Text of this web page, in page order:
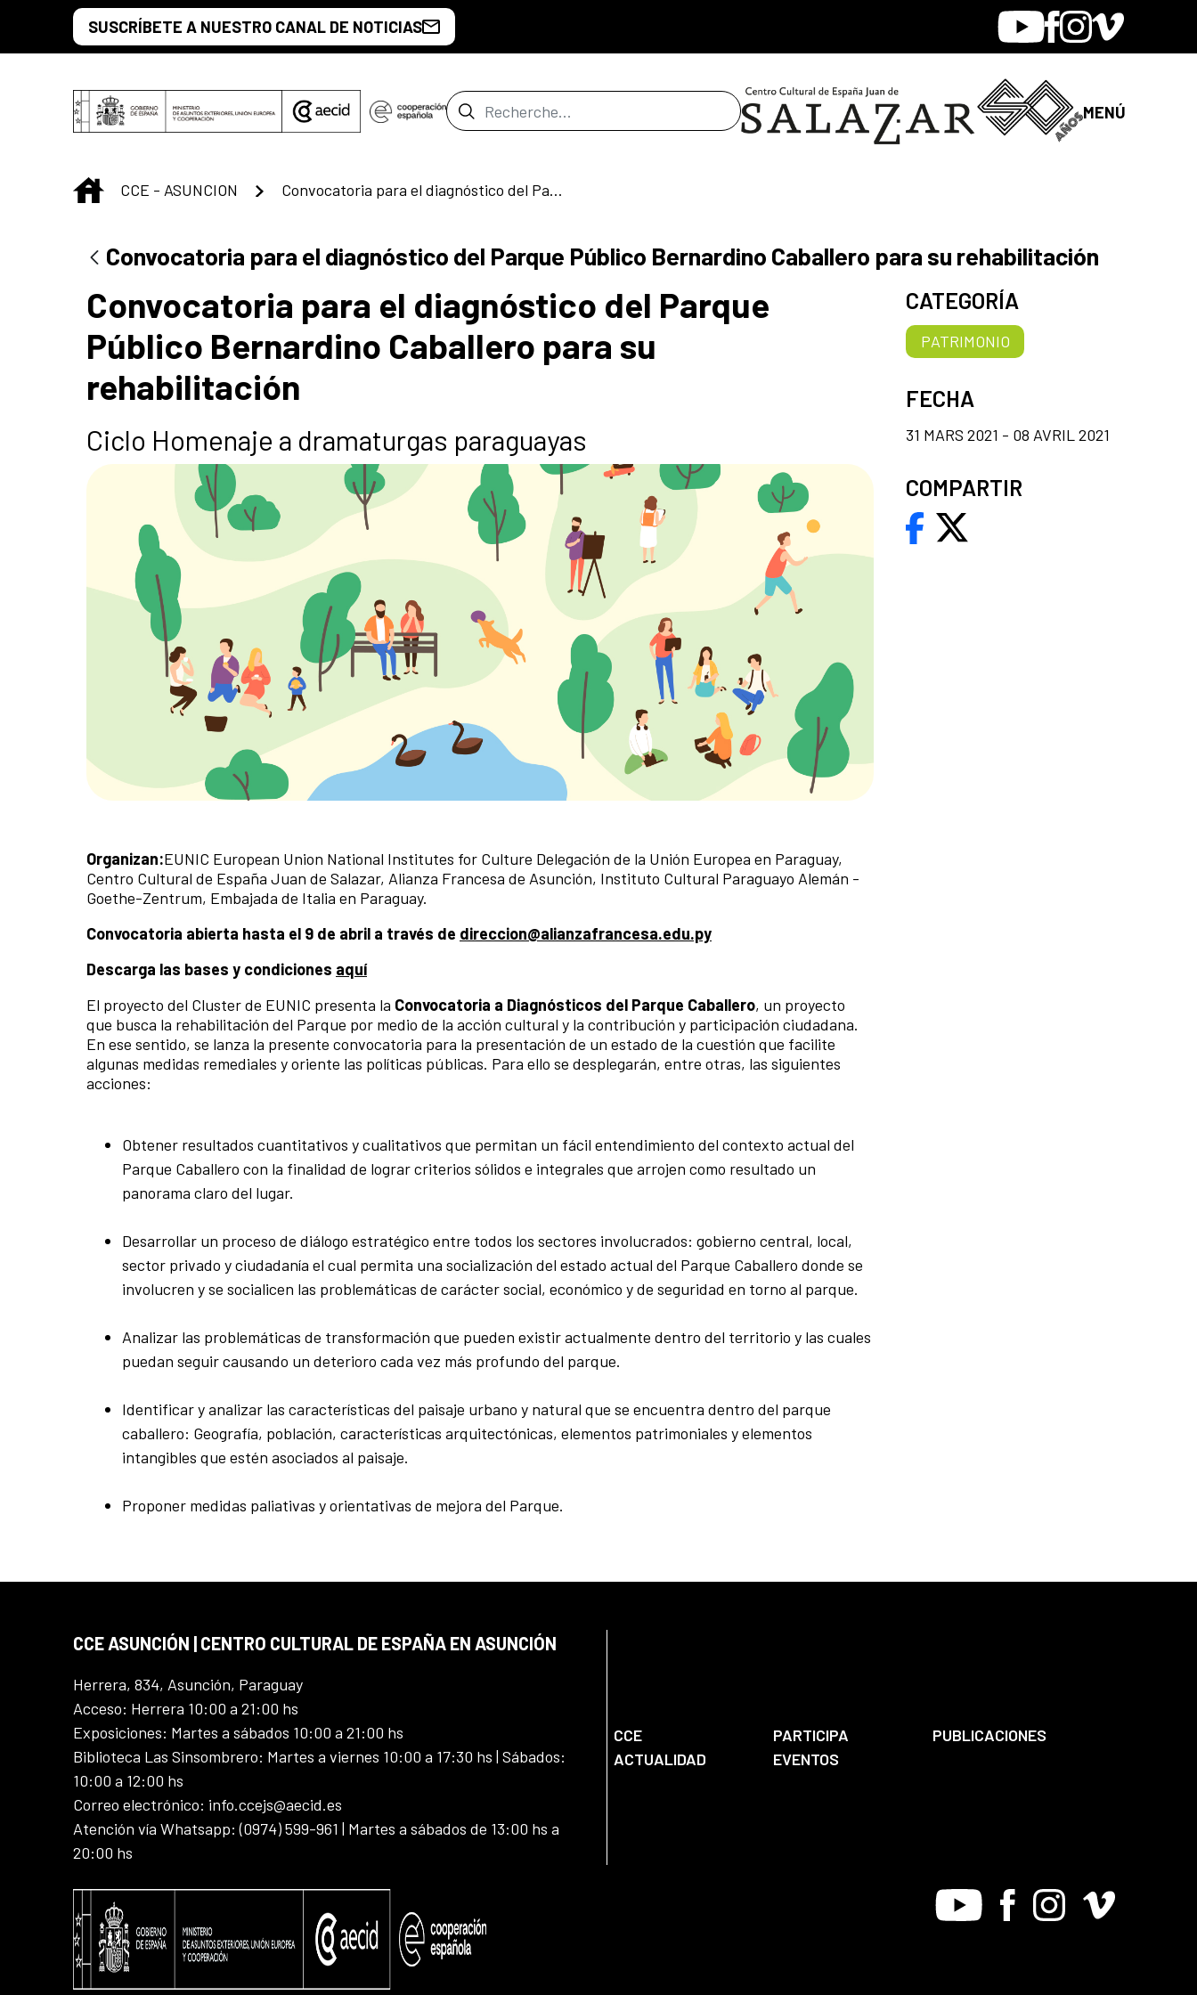
Saut au contenu principal
SUSCRÍBETE A NUESTRO CANAL DE NOTICIAS YoutubeFacebook
Instagram
Vimeo
Barre de recherche MENÚ
INICIO
CCE - ASUNCION Convocatoria para el diagnóstico del Parque Público Bernardino Caballero para su rehabilitación
Convocatoria para el diagnóstico del Parque Público Bernardino Caballero para su rehabilitación
Convocatoria para el diagnóstico del Parque
Público Bernardino Caballero para su
rehabilitación
Ciclo Homenaje a dramaturgas paraguayas
Organizan:EUNIC European Union National Institutes for Culture Delegación de la Unión Europea en Paraguay,
Centro Cultural de España Juan de Salazar, Alianza Francesa de Asunción, Instituto Cultural Paraguayo Alemán -
Goethe-Zentrum, Embajada de Italia en Paraguay.
Convocatoria abierta hasta el 9 de abril a través de direccion@alianzafrancesa.edu.py
Descarga las bases y condiciones aquí
El proyecto del Cluster de EUNIC presenta la Convocatoria a Diagnósticos del Parque Caballero, un proyecto
que busca la rehabilitación del Parque por medio de la acción cultural y la contribución y participación ciudadana.
En ese sentido, se lanza la presente convocatoria para la presentación de un estado de la cuestión que facilite
algunas medidas remediales y oriente las políticas públicas. Para ello se desplegarán, entre otras, las siguientes
acciones:
Obtener resultados cuantitativos y cualitativos que permitan un fácil entendimiento del contexto actual del
Parque Caballero con la finalidad de lograr criterios sólidos e integrales que arrojen como resultado un
panorama claro del lugar.
Desarrollar un proceso de diálogo estratégico entre todos los sectores involucrados: gobierno central, local,
sector privado y ciudadanía el cual permita una socialización del estado actual del Parque Caballero donde se
involucren y se socialicen las problemáticas de carácter social, económico y de seguridad en torno al parque.
Analizar las problemáticas de transformación que pueden existir actualmente dentro del territorio y las cuales
puedan seguir causando un deterioro cada vez más profundo del parque.
Identificar y analizar las características del paisaje urbano y natural que se encuentra dentro del parque
caballero: Geografía, población, características arquitectónicas, elementos patrimoniales y elementos
intangibles que estén asociados al paisaje.
Proponer medidas paliativas y orientativas de mejora del Parque.
CATEGORÍA
PATRIMONIO
FECHA
31 MARS 2021 - 08 AVRIL 2021
COMPARTIR
CCE ASUNCIÓN | CENTRO CULTURAL DE ESPAÑA EN ASUNCIÓN
Herrera, 834, Asunción, Paraguay
Acceso: Herrera 10:00 a 21:00 hs
Exposiciones: Martes a sábados 10:00 a 21:00 hs
Biblioteca Las Sinsombrero: Martes a viernes 10:00 a 17:30 hs | Sábados:
10:00 a 12:00 hs
Correo electrónico: info.ccejs@aecid.es
Atención vía Whatsapp: (0974) 599-961 | Martes a sábados de 13:00 hs a
20:00 hs
CCE PARTICIPA
PUBLICACIONES
ACTUALIDAD
EVENTOS
Youtube FacebookInstagram
Vimeo